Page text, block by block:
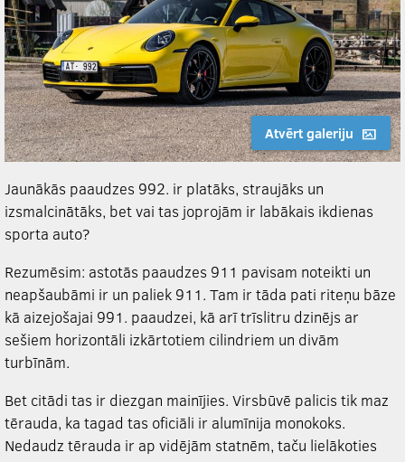
Atvērt galeriju
Jaunākās paaudzes 992. ir platāks, straujāks un
izsmalcinātāks, bet vai tas joprojām ir labākais ikdienas
sporta auto?
Rezumēsim: astotās paaudzes 911 pavisam noteikti un
neapšaubāmi ir un paliek 911. Tam ir tāda pati riteņu bāze
kā aizejošajai 991. paaudzei, kā arī trīslitru dzinējs ar
sešiem horizontāli izkārtotiem cilindriem un divām
turbīnām.
Bet citādi tas ir diezgan mainījies. Virsbūvē palicis tik maz
tērauda, ka tagad tas oficiāli ir alumīnija monokoks.
Nedaudz tērauda ir ap vidējām statnēm, taču lielākoties